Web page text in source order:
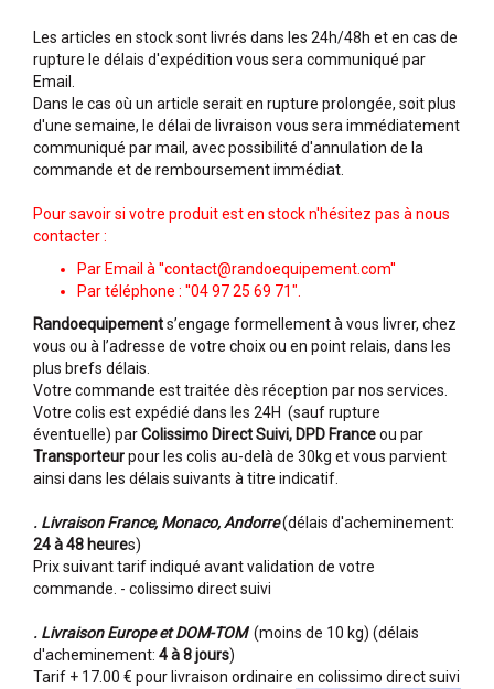
Les articles en stock sont livrés dans les 24h/48h et en cas de
rupture le délais d'expédition vous sera communiqué par
Email.
Dans le cas où un article serait en rupture prolongée, soit plus
d'une semaine, le délai de livraison vous sera immédiatement
communiqué par mail, avec possibilité d'annulation de la
commande et de remboursement immédiat.
Pour savoir si votre produit est en stock n'hésitez pas à nous
contacter :
Par Email à ''contact@randoequipement.com''
Par téléphone : ''04 97 25 69 71".
Randoequipements’engage formellement à vous livrer, chez
vous ou à l’adresse de votre choix ou en point relais, dans les
plus brefs délais.
Votre commande est traitée dès réception par nos services.
Votre colis est expédié dans les 24H (sauf rupture
éventuelle) parColissimo Direct Suivi, DPD Franceou par
Transporteurpour les colis au-delà de 30kg et vous parvient
ainsi dans les délais suivants à titre indicatif.
. Livraison France, Monaco, Andorre(délais d'acheminement:
24 à 48 heures)
Prix suivant tarif indiqué avant validation de votre
commande. - colissimo direct suivi
. Livraison Europe et DOM-TOM(moins de 10 kg) (délais
d'acheminement: 4 à 8 jours)
Tarif + 17.00 € pour livraison ordinaire en colissimo direct suivi